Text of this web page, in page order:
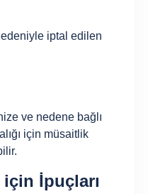
iptal edilen
ve nedene bağlı
için müsaitlik
İpuçları